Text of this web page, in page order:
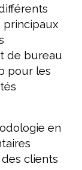
principaux
de bureau
pour les
en
clients